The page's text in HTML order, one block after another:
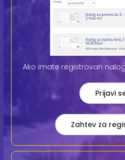
Ako imate registrovan
Prijavi
Zahtev za